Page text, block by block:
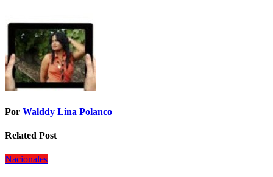
Por Walddy Lina Polanco
Related Post
Nacionales